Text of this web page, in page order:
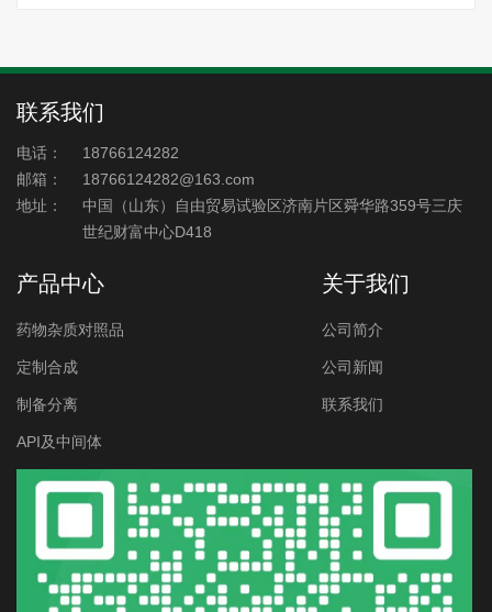
联系我们
电话：
18766124282
邮箱：
18766124282@163.com
地址：
中国（山东）自由贸易试验区济南片区舜华路359号三庆
世纪财富中心D418
产品中心
药物杂质对照品
定制合成
制备分离
API及中间体
关于我们
公司简介
公司新闻
联系我们